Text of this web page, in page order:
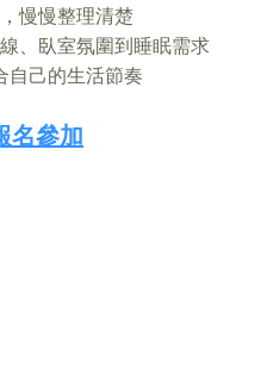
慢慢整理清楚
、臥室氛圍到睡眠需求
自己的生活節奏
參加